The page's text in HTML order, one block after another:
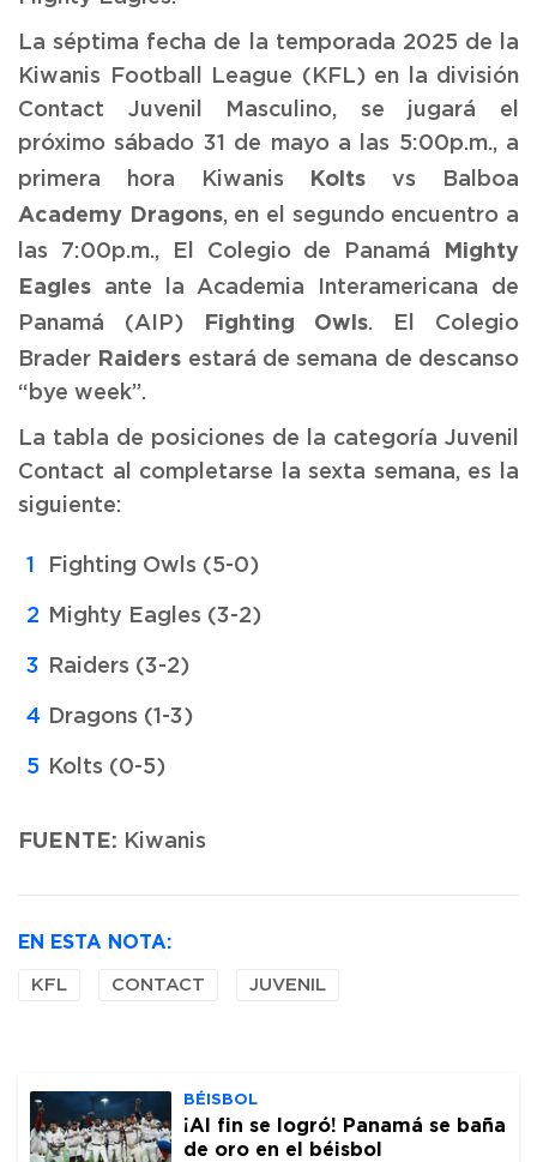
La séptima fecha de la temporada 2025 de la
Kiwanis Football League (KFL) en la división
Contact Juvenil Masculino, se jugará el
próximo sábado 31 de mayo a las 5:00p.m., a
primera hora Kiwanis Kolts vs Balboa
Academy Dragons, en el segundo encuentro a
las 7:00p.m., El Colegio de Panamá
Mighty
Eagles ante la Academia Interamericana de
Panamá (AIP)
Fighting Owls. El Colegio
Brader Raiders estará de semana de descanso
“bye week”.
La tabla de posiciones de la categoría Juvenil
Contact al completarse la sexta semana, es la
siguiente:
Fighting Owls (5-0)
Mighty Eagles (3-2)
Raiders (3-2)
Dragons (1-3)
Kolts (0-5)
FUENTE: Kiwanis
EN ESTA NOTA:
KFL CONTACT JUVENIL
BÉISBOL
¡Al fin se logró! Panamá se baña
de oro en el béisbol